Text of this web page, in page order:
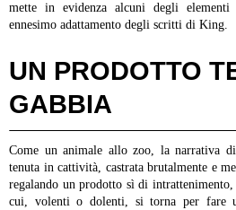
mette in evidenza alcuni degli
ennesimo adattamento degli scritti di King.
UN PRODOTTO
GABBIA
Come un animale allo zoo, la narrativa
tenuta in cattività, castrata brutalmente e
regalando un prodotto sì di
cui, volenti o dolenti, si torna per fare